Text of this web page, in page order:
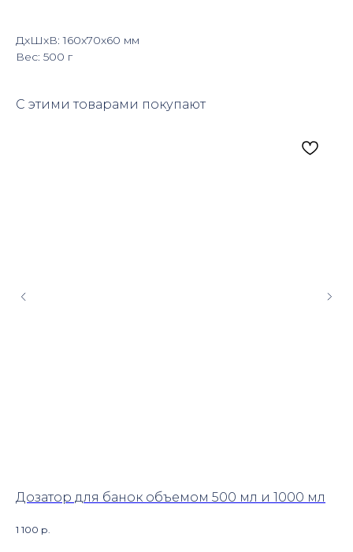
ДxШxВ: 160x70x60 мм
Вес: 500 г
С этими товарами покупают
Дозатор для банок объемом 500 мл и 1000 мл
1 100 р.